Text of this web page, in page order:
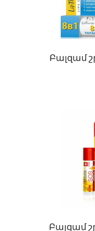
Բալզամ
Բալզամ